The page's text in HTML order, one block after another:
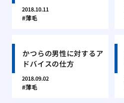
2018.10.11
薄毛
かつらの男性に対するア
ドバイスの仕方
2018.09.02
薄毛